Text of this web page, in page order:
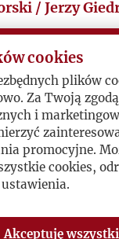
/ Jerzy
o Kulturze w
03 , Radosław
na
Kultury i
o Kulturze
cookies
plików
Za Twoją
i
promocyjne.
cookies,
Akceptuję